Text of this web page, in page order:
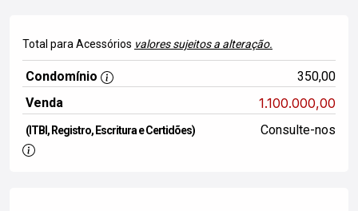
Total para Acessórios valores sujeitos a alteração.
Condomínio
350,00
Venda
1.100.000,00
(ITBI, Registro, Escritura e Certidões) Consulte-nos